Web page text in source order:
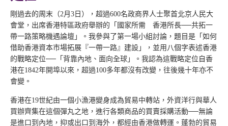
剛過去的周末（2月3日），超過600名政商界人士聚首北京人民大
會堂，出席香港特區政府舉辦的「國家所需 香港所長──共拓一
帶一路策略機遇論壇」。我參與了第一場小組討論，題目是「如何
借助香港資本市場拓展『一帶一路』建設」，並用八個字表述香港
的戰略定位──「背靠內地、面向全球」。我認為這戰略定位自香
港在1842年開埠以來，超過100多年都沒有改變，往後幾十年亦不
會變。
香港在19世紀由一個小漁港變身成為貿易中轉站，外資洋行與華人
買辦齊集在這個彈丸之地，進行各類商品的買賣採購活動──無論
是進口到內地，抑或出口到海外，都經由香港做轉運。蓬勃的貿易